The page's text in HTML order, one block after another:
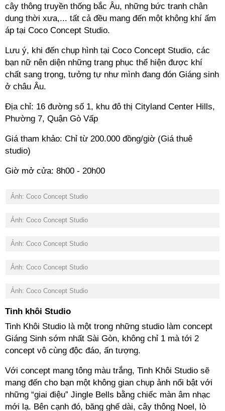
cây thông truyền thống bắc Âu, những bức tranh chân
dung thời xưa,... tất cả đều mang đến một không khí ấm
áp tại Coco Concept Studio.
Lưu ý, khi đến chụp hình tại Coco Concept Studio, các
bạn nữ nên diện những trang phục thể hiện được khí
chất sang trọng, tưởng tự như mình đang đón Giáng sinh
ở châu Âu.
Địa chỉ: 16 đường số 1, khu đô thị Cityland Center Hills,
Phường 7, Quận Gò Vấp
Giá tham khảo: Chỉ từ 200.000 đồng/giờ (Giá thuê
studio)
Giờ mở cửa: 8h00 - 20h00
Ảnh: Coco Concept Studio
Ảnh: Coco Concept Studio
Ảnh: Coco Concept Studio
Ảnh: Coco Concept Studio
Ảnh: Coco Concept Studio
Tinh khôi Studio
Tinh Khôi Studio là một trong những studio làm concept
Giáng Sinh sớm nhất Sài Gòn, không chỉ 1 mà tới 2
concept vô cùng độc đáo, ấn tượng.
Với concept mang tông màu trắng, Tinh Khôi Studio sẽ
mang đến cho bạn một không gian chụp ảnh nổi bật với
những “giai điệu” Jingle Bells bằng chiếc màn âm nhạc
mới lạ. Bên cạnh đó, băng ghế dài, cây thông Noel, lò